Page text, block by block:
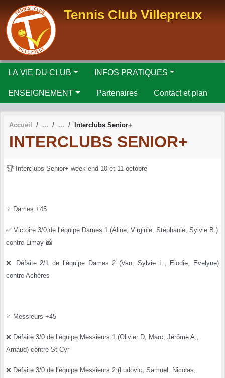
Tennis Club Villepreux
LA VIE DU CLUB INFOS PRATIQUES
ENSEIGNEMENT Partenaires Contact et plan
Accueil Interclubs Senior+
INTERCLUBS SENIOR+
🏆 Interclubs Senior+ week-end 10 et 11 octobre
♀️ Dames +45
✅ Victoire 3/0 de l’équipe Dames 1 (Aline, Virginie, Stéphanie, Sylvie B.)
contre Limay 📸
❌
Défaite 2/1 de l’équipe Dames 2 (Van, Sylvie L., Elodie, Evelyne)
contre Achères
♂️ Messieurs +45
❌ Défaite 3/0 de l’équipe Messieurs 1 (Olivier D, Marc, Jérôme A.,
Arnaud) contre St Cyr
❌ Défaite 3/0 de l’équipe Messieurs 2 (Ludovic, Samuel, Nicolas,
Panneau de gestion des cookies